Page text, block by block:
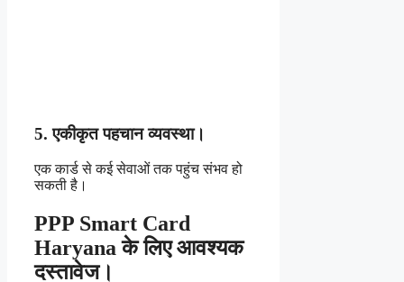
5. एकीकृत पहचान व्यवस्था।
एक कार्ड से कई सेवाओं तक पहुंच संभव हो
सकती है।
PPP Smart Card
Haryana के लिए आवश्यक
दस्तावेज।